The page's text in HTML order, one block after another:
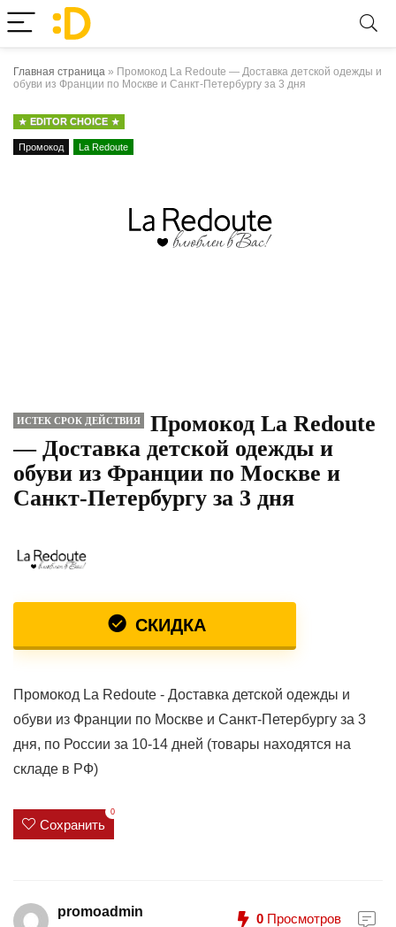
Главная страница » Промокод La Redoute — Доставка детской одежды и
обуви из Франции по Москве и Санкт-Петербургу за 3 дня
EDITOR CHOICE
Промокод La Redoute
ИСТЕК СРОК ДЕЙСТВИЯ
Промокод La Redoute
— Доставка детской одежды и
обуви из Франции по Москве и
Санкт-Петербургу за 3 дня
СКИДКА
Промокод La Redoute - Доставка детской одежды и
обуви из Франции по Москве и Санкт-Петербургу за 3
дня, по России за 10-14 дней (товары находятся на
складе в РФ)
Сохранить
0
promoadmin 0 Просмотров